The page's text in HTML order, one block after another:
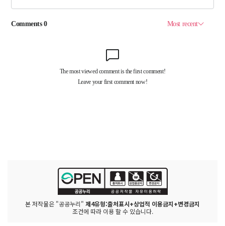
본 저작물은 "공공누리" 제4유형:출처표시+상업적 이용금지+변경금지
조건에 따라 이용 할 수 있습니다.